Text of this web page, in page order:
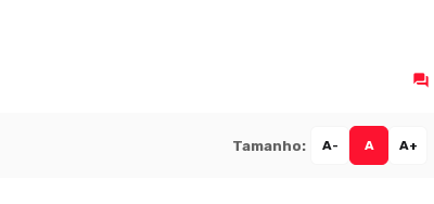
Tamanho: A- A A+